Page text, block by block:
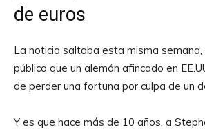
de euros
La noticia saltaba esta misma semana,
público que un alemán afincado en
de perder una fortuna por culpa de un
Y es que hace más de 10 años, a